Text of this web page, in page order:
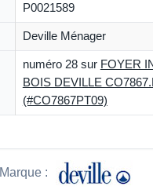
P0021589
Deville Ménager
numéro 28 sur FOYER
BOIS DEVILLE
(#CO7867PT09)
Marque :